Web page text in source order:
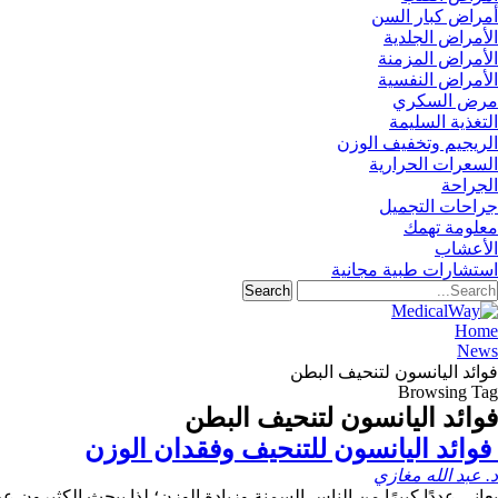
أمراض كبار السن
الأمراض الجلدية
الأمراض المزمنة
الأمراض النفسية
مرض السكري
التغذية السليمة
الريجيم وتخفيف الوزن
السعرات الحرارية
الجراحة
جراحات التجميل
معلومة تهمك
الأعشاب
استشارات طبية مجانية
Home
News
فوائد اليانسون لتنحيف البطن
Browsing Tag
فوائد اليانسون لتنحيف البطن
فوائد اليانسون للتنحيف وفقدان الوزن
د. عبد الله مغازي